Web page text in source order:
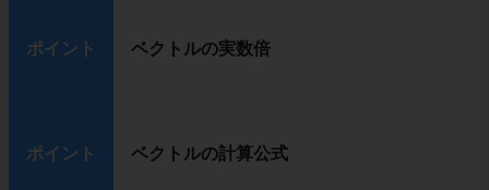
ポイント ベクトルの実数倍
ポイント ベクトルの計算公式